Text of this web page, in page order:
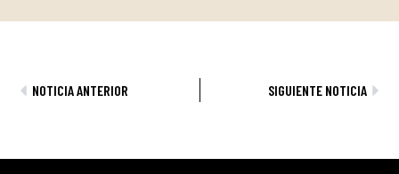
AntNOTICIA ANTERIOR SIGUIENTE NOTICIA